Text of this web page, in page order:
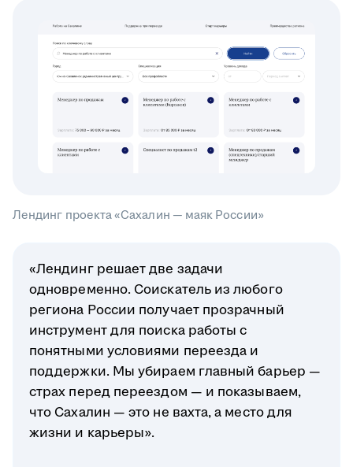
Лендинг проекта «Сахалин — маяк России»
«Лендинг решает две задачи
одновременно. Соискатель из любого
региона России получает прозрачный
инструмент для поиска работы с
понятными условиями переезда и
поддержки. Мы убираем главный барьер —
страх перед переездом — и показываем,
что Сахалин — это не вахта, а место для
жизни и карьеры».